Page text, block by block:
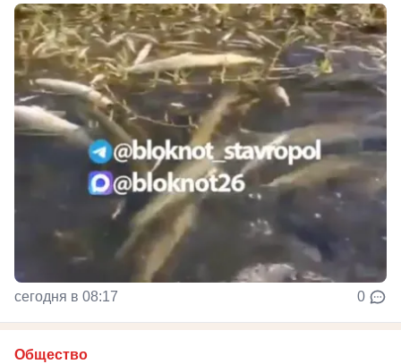
сегодня в 08:17 0
Общество